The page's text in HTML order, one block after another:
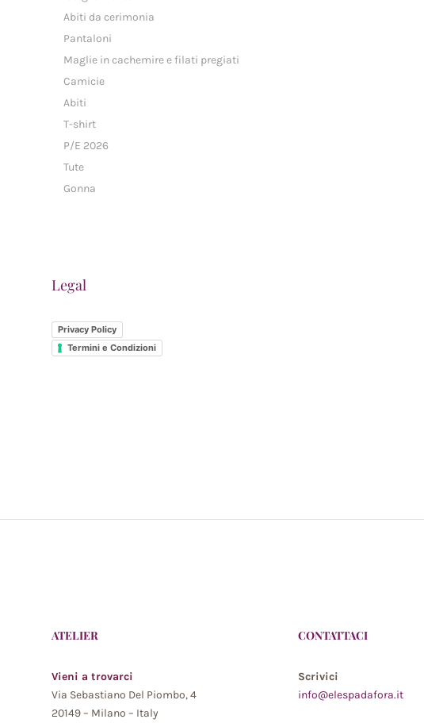
Abiti da cerimonia
Pantaloni
Maglie in cachemire e filati pregiati
Camicie
Abiti
T-shirt
P/E 2026
Tute
Gonna
Legal
Privacy Policy
Termini e Condizioni
ATELIER
Vieni a trovarci
Via Sebastiano Del Piombo, 4
20149 – Milano – Italy
CONTATTACI
Scrivici
info@elespadafora.it